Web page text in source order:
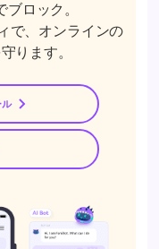
ロック。
で、オンラインの
ります。
ル